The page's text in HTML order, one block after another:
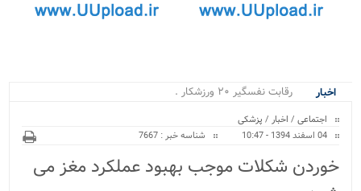
اخبار
رقابت نفسگیر ۲۰ ورزشکار حرفه.
اجتماعی / اخبار / پزشکی
04 اسفند 1394 - 10:47
شناسه خبر : 7667
خوردن شکلات موجب بهبود عملکرد مغز می